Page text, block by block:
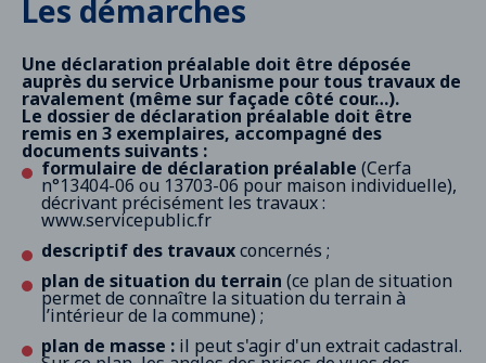
Les démarches
Une déclaration préalable doit être déposée
auprès du service Urbanisme pour tous travaux de
ravalement (même sur façade côté cour…).
Le dossier de déclaration préalable doit être
remis en 3 exemplaires, accompagné des
documents suivants :
formulaire de déclaration préalable (Cerfa
n°13404-06 ou 13703-06 pour maison individuelle),
décrivant précisément les travaux :
www.servicepublic.fr
descriptif des travauxconcernés ;
plan de situation du terrain (ce plan de situation
permet de connaître la situation du terrain à
l’intérieur de la commune) ;
plan de masse : il peut s'agir d'un extrait cadastral.